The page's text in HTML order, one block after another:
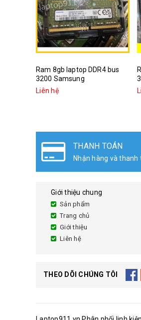
Ram 8gb laptop DDR4 bus
3200 Samsung
Liên hệ
THANH TOÁN
Nhận hàng và thanh
Giới thiệu chung
Sản phẩm
Trang chủ
Giới thiệu
Liên hệ
THEO DÕI CHÚNG TÔI